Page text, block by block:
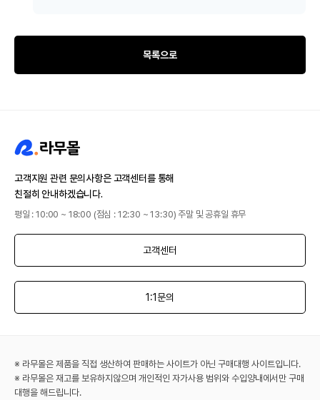
목록으로
고객지원 관련 문의사항은 고객센터를 통해
친절히 안내하겠습니다.
평일 : 10:00 ~ 18:00 (점심 : 12:30 ~ 13:30) 주말 및 공휴일 휴무
고객센터
1:1문의
※ 라무몰은 제품을 직접 생산하여 판매하는 사이트가 아닌 구매대행 사이트입니다.
※ 라무몰은 재고를 보유하지않으며 개인적인 자가사용 범위와 수입양내에서만 구매
대행을 해드립니다.